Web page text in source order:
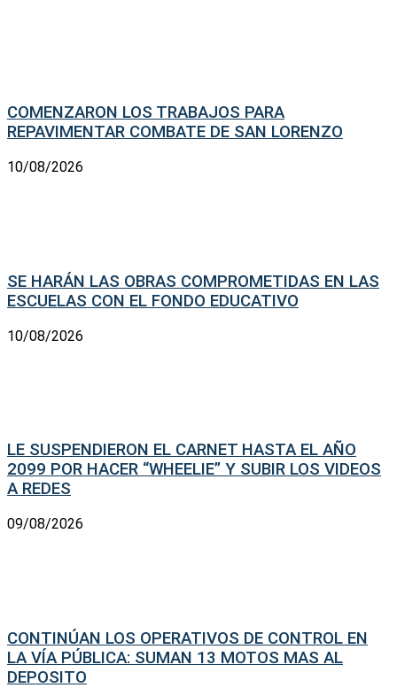
COMENZARON LOS TRABAJOS PARA
REPAVIMENTAR COMBATE DE SAN LORENZO
10/08/2026
SE HARÁN LAS OBRAS COMPROMETIDAS EN LAS
ESCUELAS CON EL FONDO EDUCATIVO
10/08/2026
LE SUSPENDIERON EL CARNET HASTA EL AÑO
2099 POR HACER “WHEELIE” Y SUBIR LOS VIDEOS
A REDES
09/08/2026
CONTINÚAN LOS OPERATIVOS DE CONTROL EN
LA VÍA PÚBLICA: SUMAN 13 MOTOS MAS AL
DEPOSITO